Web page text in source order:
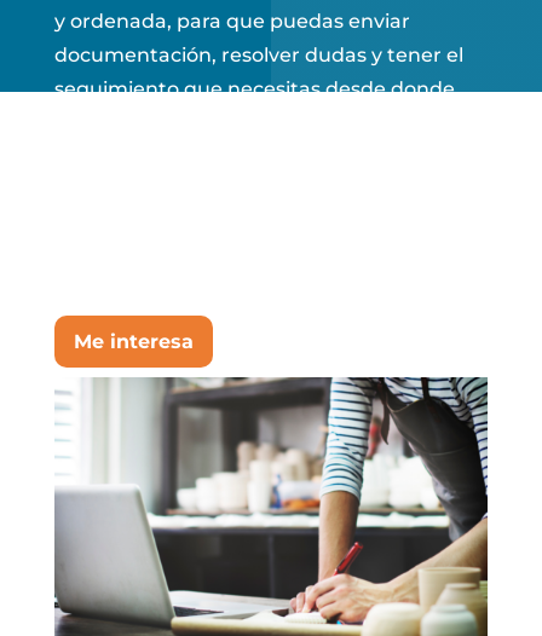
y ordenada, para que puedas enviar
documentación, resolver dudas y tener el
seguimiento que necesitas desde donde
Me interesa